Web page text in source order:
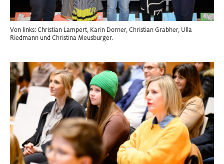
Von links: Christian Lampert, Karin Dorner, Christian Grabher, Ulla
Riedmann und Christina Meusburger.